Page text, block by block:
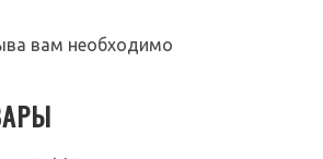
вам необходимо